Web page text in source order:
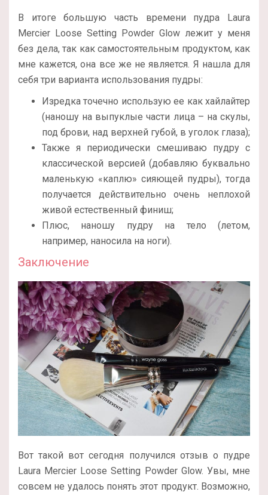
В итоге большую часть времени пудра Laura
Mercier Loose Setting Powder Glow лежит у меня
без дела, так как самостоятельным продуктом, как
мне кажется, она все же не является. Я нашла для
себя три варианта использования пудры:
Изредка точечно использую ее как хайлайтер
(наношу на выпуклые части лица – на скулы,
под брови, над верхней губой, в уголок глаза);
Также я периодически смешиваю пудру с
классической версией (добавляю буквально
маленькую «каплю» сияющей пудры), тогда
получается действительно очень неплохой
живой естественный финиш;
Плюс, наношу пудру на тело (летом,
например, наносила на ноги).
Заключение
Вот такой вот сегодня получился отзыв о пудре
Laura Mercier Loose Setting Powder Glow. Увы, мне
совсем не удалось понять этот продукт. Возможно,